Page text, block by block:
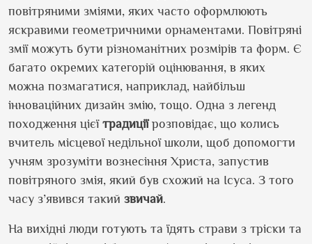
повітряними зміями, яких часто оформлюють
яскравими геометричними орнаментами. Повітряні
змії можуть бути різноманітних розмірів та форм. Є
багато окремих категорій оцінювання, в яких
можна позмагатися, наприклад, найбільш
інноваційних дизайн змію, тощо. Одна з легенд
походження цієї традиціїрозповідає, що колись
вчитель місцевої недільної школи, щоб допомогти
учням зрозуміти вознесіння Христа, запустив
повітряного змія, який був схожий на Ісуса. З того
часу з’явився такий звичай.
На вихідні люди готують та їдять страви з тріски та